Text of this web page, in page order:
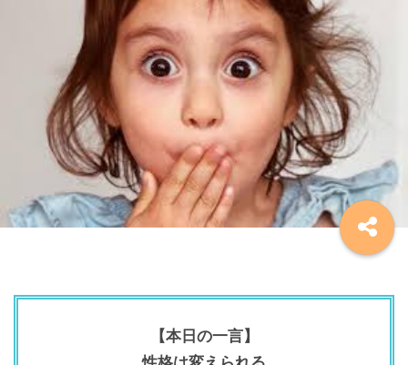
【本日の一言】